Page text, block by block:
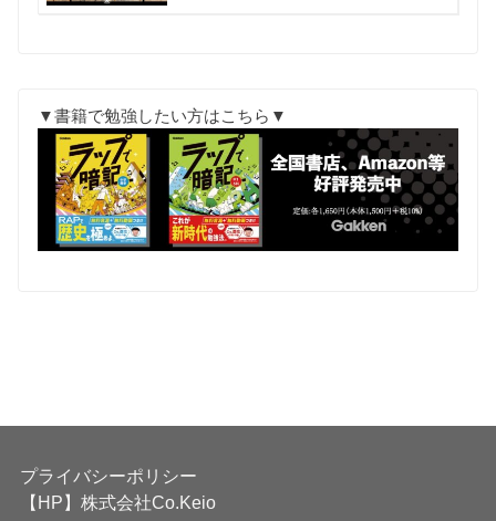
▼書籍で勉強したい方はこちら▼
プライバシーポリシー
【HP】株式会社Co.Keio